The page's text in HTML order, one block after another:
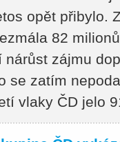
opět přibylo.
82
zájmu
se zatím
vlaky ČD jelo